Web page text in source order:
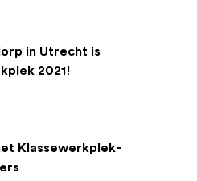
in Utrecht is
2021!
Klassewerkplek-